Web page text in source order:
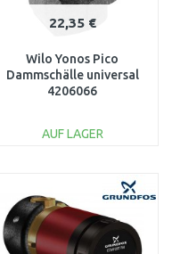
22,35 €
Wilo Yonos Pico
Dammschälle universal
4206066
AUF LAGER
Vergleichen